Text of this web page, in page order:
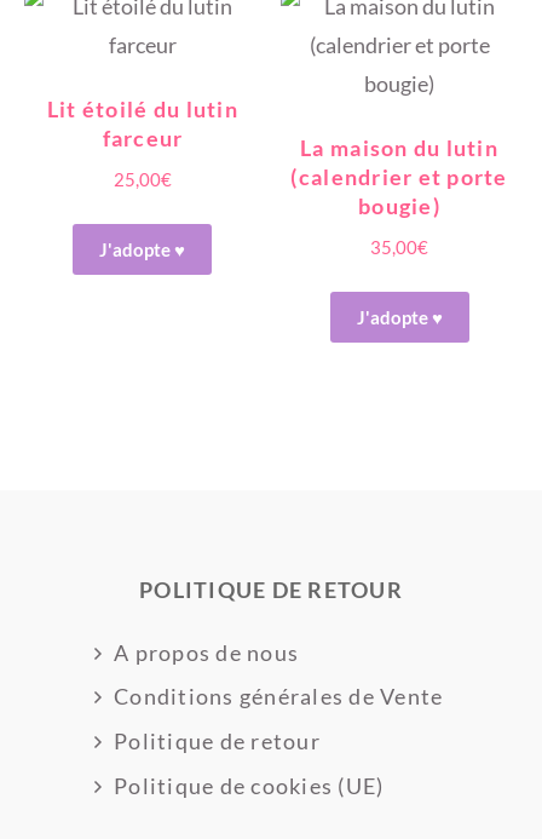
Lit étoilé du lutin
farceur
25,00€
J'adopte ♥
La maison du lutin
(calendrier et porte
bougie)
35,00€
J'adopte ♥
POLITIQUE DE RETOUR
A propos de nous
Conditions générales de Vente
Politique de retour
Politique de cookies (UE)